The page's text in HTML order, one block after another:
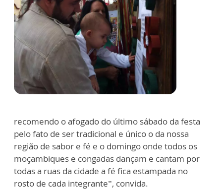
recomendo o afogado do último sábado da festa
pelo fato de ser tradicional e único o da nossa
região de sabor e fé e o domingo onde todos os
moçambiques e congadas dançam e cantam por
todas a ruas da cidade a fé fica estampada no
rosto de cada integrante”, convida.